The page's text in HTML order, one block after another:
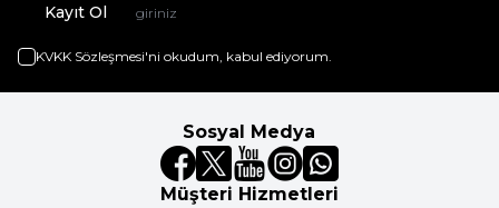
Kayıt Ol
KVKK Sözleşmesi'ni okudum, kabul ediyorum.
Sosyal Medya
Müşteri Hizmetleri